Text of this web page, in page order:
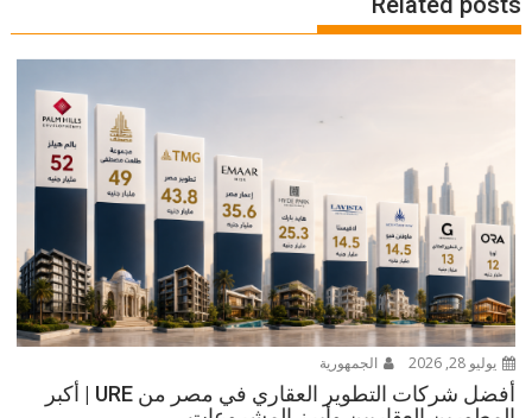
يوليو 28, 2026 الجمهورية
أفضل شركات التطوير العقاري في مصر من URE | أكبر